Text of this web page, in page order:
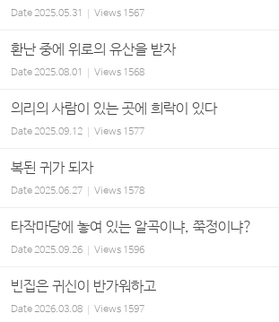
Date2025.05.31 Views 1567
환난 중에 위로의 유산을 받자
Date2025.08.01 Views 1568
의리의 사람이 있는 곳에 희락이 있다
Date2025.09.12 Views 1577
복된 귀가 되자
Date2025.06.27 Views 1578
타작마당에 놓여 있는 알곡이냐, 쭉정이냐?
Date2025.09.26 Views 1596
빈집은 귀신이 반가워하고
Date2026.03.08 Views 1597